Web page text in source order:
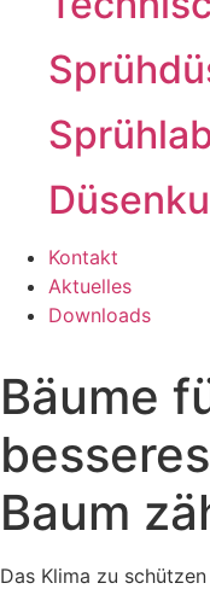
Kontakt
Aktuelles
Downloads
Bäume
Baum
Das Klima zu